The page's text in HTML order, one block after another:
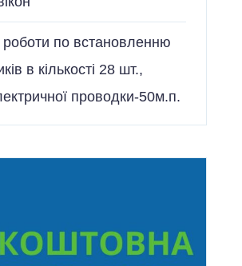
роботи по встановленню
в кількості 28 шт.,
проводки-50м.п.